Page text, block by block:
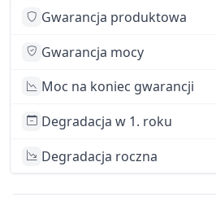
Gwarancja produktowa
Gwarancja mocy
Moc na koniec gwarancji
Degradacja w 1. roku
Degradacja roczna